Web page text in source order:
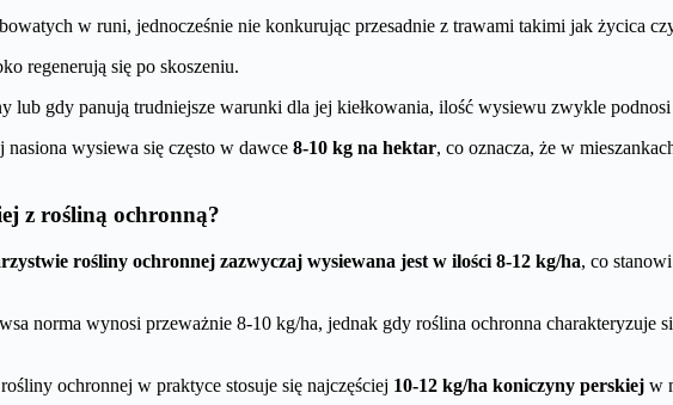
w runi, jednocześnie nie konkurując przesadnie z trawami takimi jak życica
regenerują się po skoszeniu.
lub gdy panują trudniejsze warunki dla jej kiełkowania, ilość wysiewu zwykle podnosi
wysiewa się często w dawce 8-10 kg na hektar, co oznacza, że w
z rośliną ochronną?
rośliny ochronnej zazwyczaj wysiewana jest w ilości 8-12 kg/ha, co
norma wynosi przeważnie 8-10 kg/ha, jednak gdy roślina ochronna charakteryzuje
ochronnej w praktyce stosuje się najczęściej 10-12 kg/ha koniczyny perskiej w